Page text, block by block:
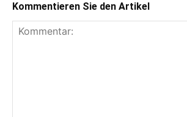
Kommentieren Sie den Artikel